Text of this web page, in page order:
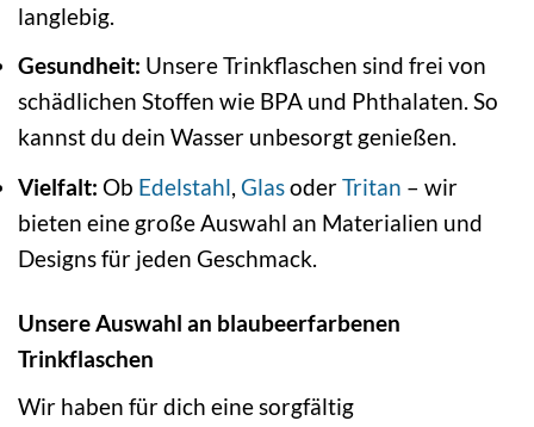
langlebig.
Gesundheit: Unsere Trinkflaschen sind frei von
schädlichen Stoffen wie BPA und Phthalaten. So
kannst du dein Wasser unbesorgt genießen.
Vielfalt: Ob Edelstahl GlasoderTritan – wir
bieten eine große Auswahl an Materialien und
Designs für jeden Geschmack.
Unsere Auswahl an blaubeerfarbenen
Trinkflaschen
Wir haben für dich eine sorgfältig